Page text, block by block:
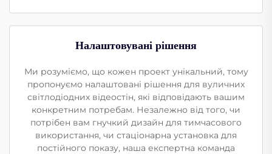
Налаштовувані рішення
Ми розуміємо, що кожен проект унікальний, тому
пропонуємо налаштовані рішення для вуличних
світлодіодних відеостін, які відповідають вашим
конкретним потребам. Незалежно від того, чи
потрібен вам гнучкий дизайн для тимчасового
використання, чи стаціонарна установка для
постійного показу, наша експертна команда